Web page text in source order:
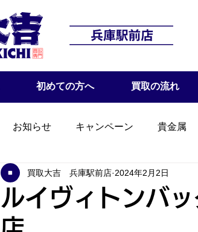
初めての方へ 買取の流れ
お知らせ キャンペーン 貴金属
ルイヴィトンバ
買取大吉 兵庫駅前店 2024年2月2日